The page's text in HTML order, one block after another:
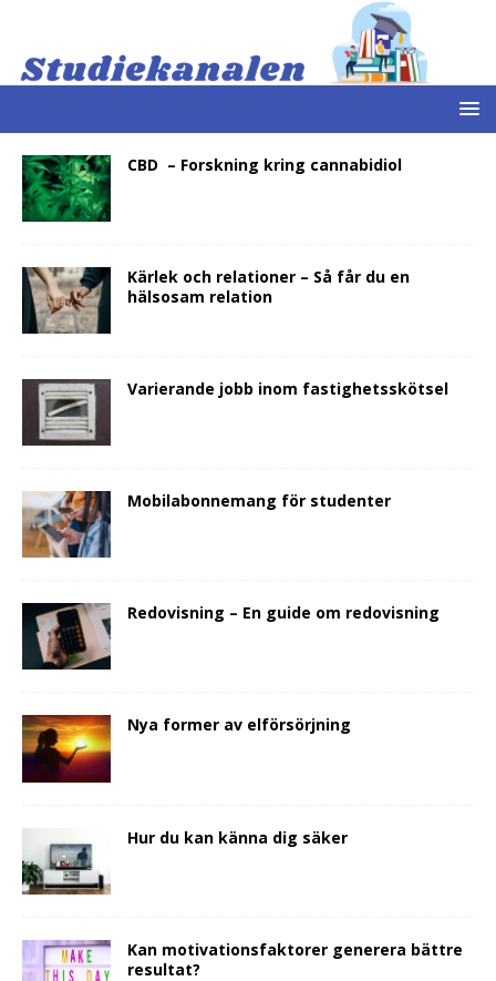
CBD – Forskning kring cannabidiol
Kärlek och relationer – Så får du en
hälsosam relation
Varierande jobb inom fastighetsskötsel
Mobilabonnemang för studenter
Redovisning – En guide om redovisning
Nya former av elförsörjning
Hur du kan känna dig säker
Kan motivationsfaktorer generera bättre
resultat?